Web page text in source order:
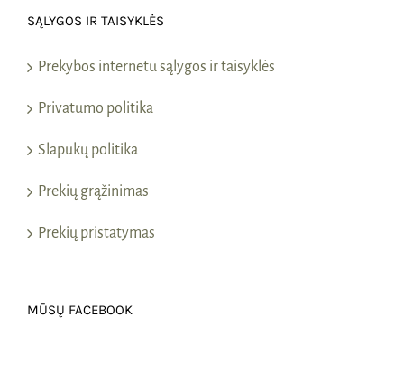
SĄLYGOS IR TAISYKLĖS
Prekybos internetu sąlygos ir taisyklės
Privatumo politika
Slapukų politika
Prekių grąžinimas
Prekių pristatymas
MŪSŲ FACEBOOK